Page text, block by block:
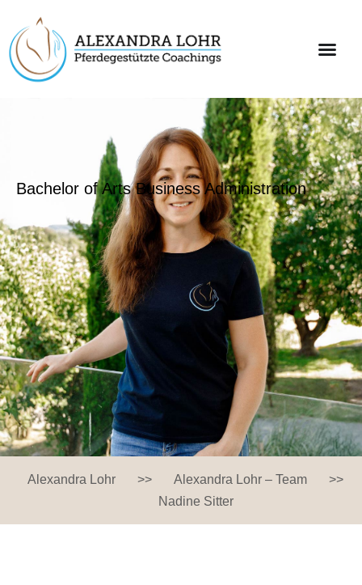
Bachelor of Arts Business Administration
Alexandra Lohr >> Alexandra Lohr – Team
>>
Nadine Sitter